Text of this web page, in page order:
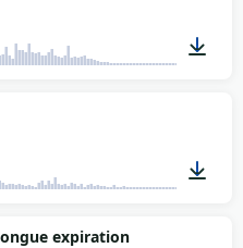
expiration